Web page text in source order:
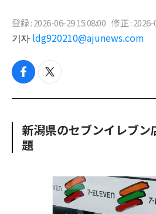
登録 : 2026-06-29 15:08:00 修正 :
기자 ldg920210@ajunews.com
f
c
o
o
k
t
i
e
新潟県のセブンイレブ
題